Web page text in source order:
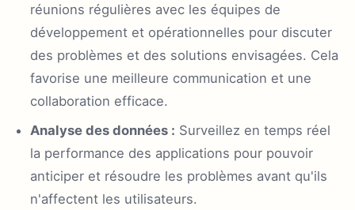
réunions régulières avec les équipes de
développement et opérationnelles pour discuter
des problèmes et des solutions envisagées. Cela
favorise une meilleure communication et une
collaboration efficace.
Analyse des données : Surveillez en temps réel
la performance des applications pour pouvoir
anticiper et résoudre les problèmes avant qu'ils
n'affectent les utilisateurs.